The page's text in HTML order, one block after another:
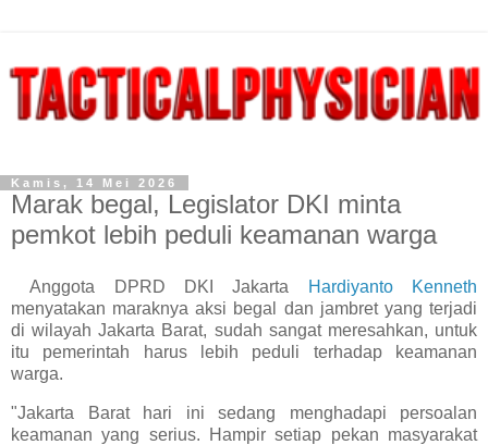
Kamis, 14 Mei 2026
Marak begal, Legislator DKI minta
pemkot lebih peduli keamanan warga
Anggota DPRD DKI Jakarta Hardiyanto Kenneth
menyatakan maraknya aksi begal dan jambret yang terjadi
di wilayah Jakarta Barat, sudah sangat meresahkan, untuk
itu pemerintah harus lebih peduli terhadap keamanan
warga.
"Jakarta Barat hari ini sedang menghadapi persoalan
keamanan yang serius. Hampir setiap pekan masyarakat